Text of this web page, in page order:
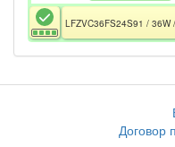
Договор